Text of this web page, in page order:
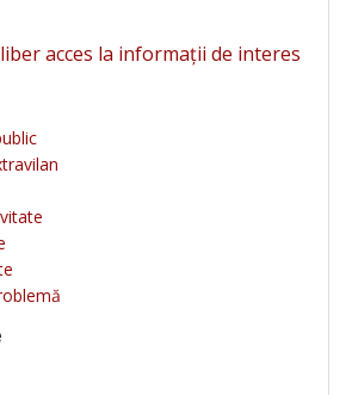
acces la informații de interes